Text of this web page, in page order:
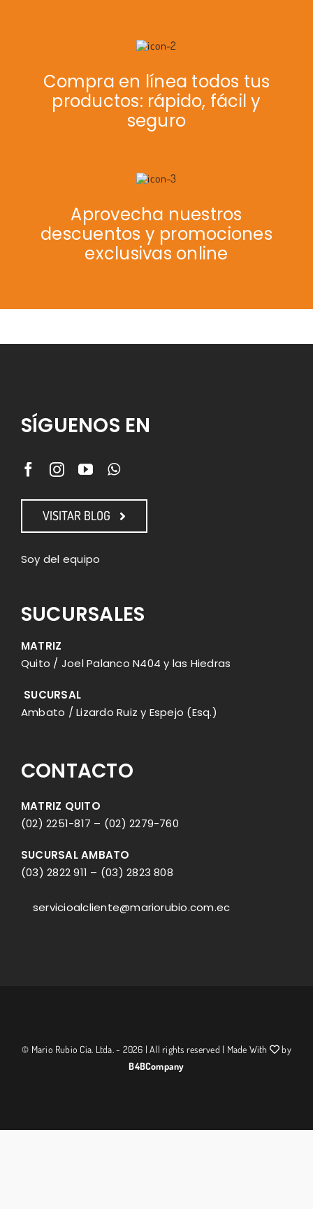
Compra en línea todos tus
productos: rápido, fácil y
seguro
Aprovecha nuestros
descuentos y promociones
exclusivas online
SÍGUENOS EN
VISITAR BLOG
Soy del equipo
SUCURSALES
MATRIZ
Quito / Joel Palanco N404 y las Hiedras
SUCURSAL
Ambato / Lizardo Ruiz y Espejo (Esq.)
CONTACTO
MATRIZ QUITO
(02) 2251-817 – (02) 2279-760
SUCURSAL AMBATO
(03) 2822 911 – (03) 2823 808
servicioalcliente@mariorubio.com.ec
© Mario Rubio Cia. Ltda. - 2026 | All rights reserved | Made With
by
B4BCompany